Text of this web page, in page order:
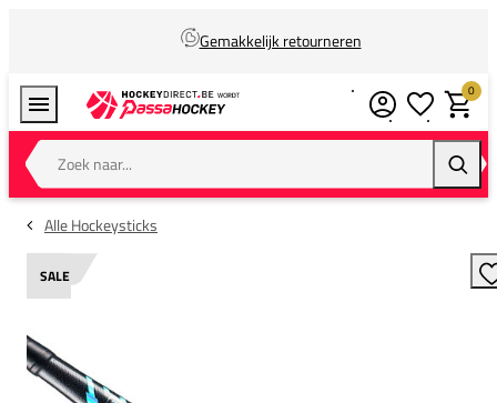
Gemakkelijk retourneren
Zoek naar...
0
Alle Hockeysticks
SALE